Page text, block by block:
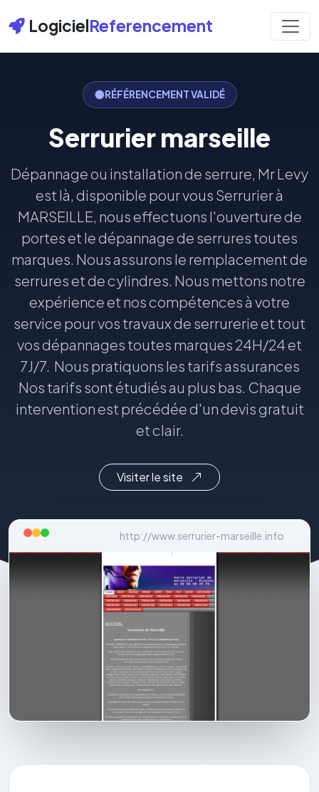
LogicielReferencement
RÉFÉRENCEMENT VALIDÉ
Serrurier marseille
Dépannage ou installation de serrure, Mr Levy
est là, disponible pour vous Serrurier à
MARSEILLE, nous effectuons l'ouverture de
portes et le dépannage de serrures toutes
marques. Nous assurons le remplacement de
serrures et de cylindres. Nous mettons notre
expérience et nos compétences à votre
service pour vos travaux de serrurerie et tout
vos dépannages toutes marques 24H/24 et
7J/7. Nous pratiquons les tarifs assurances
Nos tarifs sont étudiés au plus bas. Chaque
intervention est précédée d'un devis gratuit
et clair.
Visiter le site
http://www.serrurier-marseille.info